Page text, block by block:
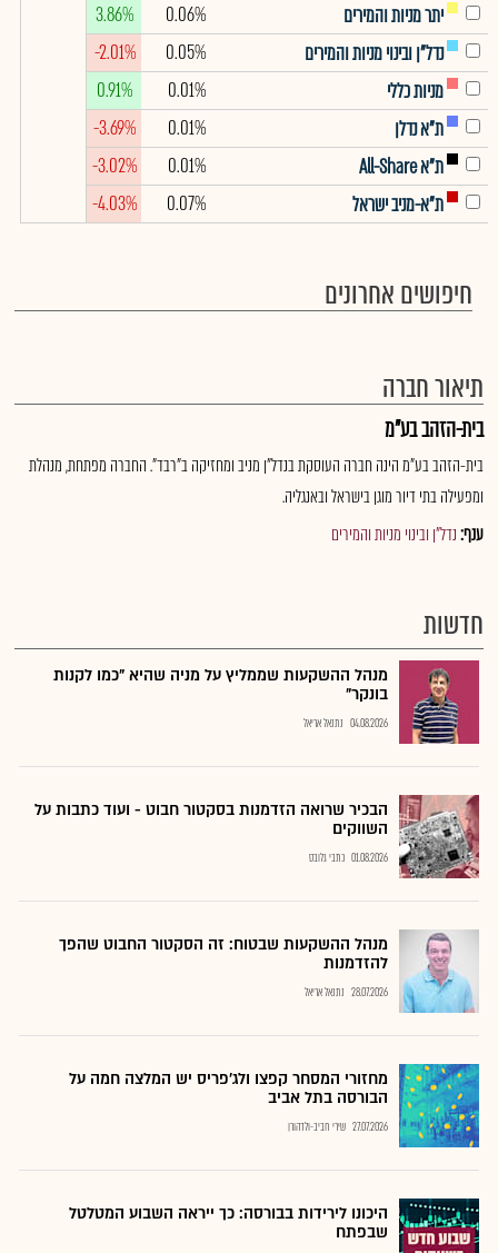
יתר מניות והמירים
0.06%
3.86%
נדל"ן ובינוי מניות והמירים
0.05%
-2.01%
מניות כללי
0.01%
0.91%
ת"א נדלן
0.01%
-3.69%
ת"א All-Share
0.01%
-3.02%
ת"א-מניב ישראל
0.07%
-4.03%
חיפושים אחרונים
תיאור חברה
בית-הזהב בע"מ
בית-הזהב בע"מ הינה חברה העוסקת בנדל"ן מניב ומחזיקה ב"רבד". החברה מפתחת, מנהלת
ומפעילה בתי דיור מוגן בישראל ובאנגליה.
ענף:נדל"ן ובינוי מניות והמירים
חדשות
מנהל ההשקעות שממליץ על מניה שהיא "כמו לקנות
בונקר"
04.08.2026 נתנאל אריאל
הבכיר שרואה הזדמנות בסקטור חבוט - ועוד כתבות על
השווקים
01.08.2026 כתבי גלובס
מנהל ההשקעות שבטוח: זה הסקטור החבוט שהפך
להזדמנות
28.07.2026 נתנאל אריאל
מחזורי המסחר קפצו ולג'פריס יש המלצה חמה על
הבורסה בתל אביב
27.07.2026 שירי חביב-ולדהורן
היכונו לירידות בבורסה: כך ייראה השבוע המטלטל
שבפתח